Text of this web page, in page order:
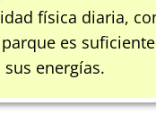
física diaria,
es suficiente
energías.